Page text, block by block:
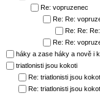
Re: vopruzenec
Re: Re:
Re: Re:
Re: Re:
háky a zase háky a nově i
triatlonisti jsou kokoti
Re: triatlonisti jsou
Re: triatlonisti jsou